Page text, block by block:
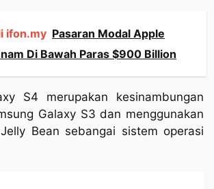
ifon.my Pasaran Modal Apple
Di Bawah Paras $900 Billion
S4 merupakan kesinambungan
Galaxy S3 dan menggunakan
Bean sebangai sistem operasi